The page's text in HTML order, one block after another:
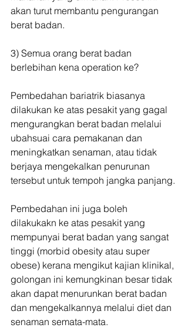
akan turut membantu pengurangan
berat badan.
3) Semua orang berat badan
berlebihan kena operation ke?
Pembedahan bariatrik biasanya
dilakukan ke atas pesakit yang gagal
mengurangkan berat badan melalui
ubahsuai cara pemakanan dan
meningkatkan senaman, atau tidak
berjaya mengekalkan penurunan
tersebut untuk tempoh jangka panjang.
Pembedahan ini juga boleh
dilakukakn ke atas pesakit yang
mempunyai berat badan yang sangat
tinggi (morbid obesity atau super
obese) kerana mengikut kajian klinikal,
golongan ini kemungkinan besar tidak
akan dapat menurunkan berat badan
dan mengekalkannya melalui diet dan
senaman semata-mata.